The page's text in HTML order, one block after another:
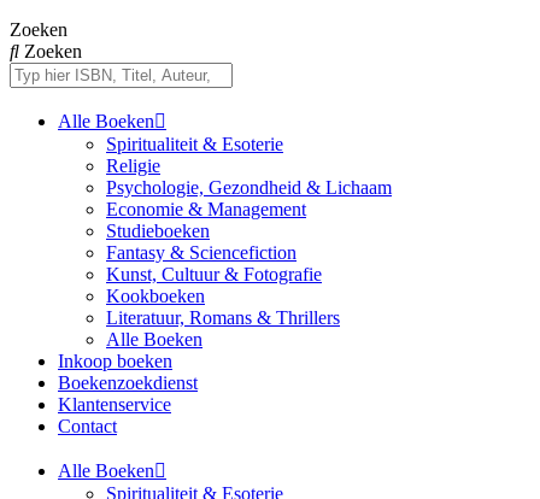
Zoeken
Zoeken
Alle Boeken
Spiritualiteit & Esoterie
Religie
Psychologie, Gezondheid & Lichaam
Economie & Management
Studieboeken
Fantasy & Sciencefiction
Kunst, Cultuur & Fotografie
Kookboeken
Literatuur, Romans & Thrillers
Alle Boeken
Inkoop boeken
Boekenzoekdienst
Klantenservice
Contact
Alle Boeken
Spiritualiteit & Esoterie